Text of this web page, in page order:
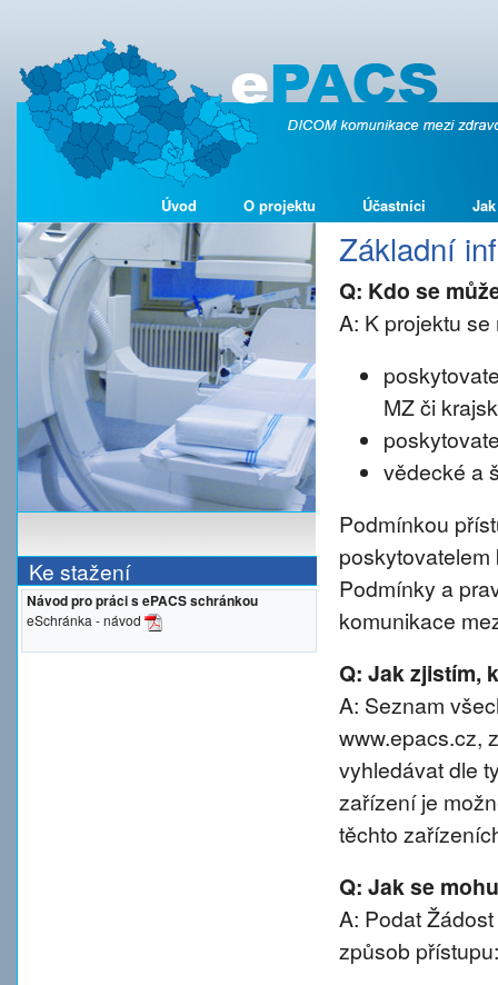
Úvod O projektu Účastníci
Ke stažení
Návod pro práci s ePACS schránkou
eSchránka - návod
Základní
Q: Kdo se
A: K projektu
MZ či
vědecké a
Podmínkou
poskytovatelem
Podmínky a
komunikace
Q: Jak zjistím,
A: Seznam
www.epacs.cz,
vyhledávat dle
zařízení je
těchto
Q: Jak se
A: Podat
způsob přístupu: